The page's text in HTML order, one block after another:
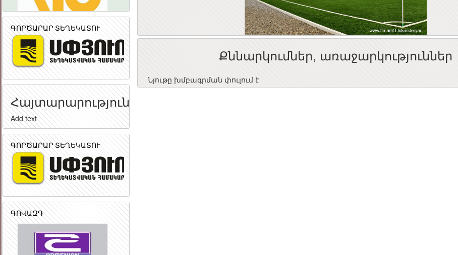
ԳՈՐԾԱՐԱՐ ՏԵՂԵԿԱՏՈՒ
Հայտարարություն
Add text
ԳՈՐԾԱՐԱՐ ՏԵՂԵԿԱՏՈՒ
ԳՈՎԱԶԴ
Քննարկումներ, առաջարկություններ
Նյութը խմբագրման փուլում է